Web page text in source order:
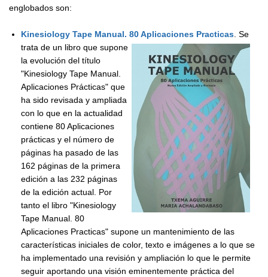
englobados son:
Kinesiology Tape Manual. 80 Aplicaciones Practicas Se
trata de un libro que supone
la evolución del título
"Kinesiology Tape Manual.
Aplicaciones Prácticas" que
ha sido revisada y ampliada
con lo que en la actualidad
contiene 80 Aplicaciones
prácticas y el número de
páginas ha pasado de las
162 páginas de la primera
edición a las 232 páginas
de la edición actual. Por
tanto el libro "Kinesiology
Tape Manual. 80
Aplicaciones Practicas" supone un mantenimiento de las
características iniciales de color, texto e imágenes a lo que se
ha implementado una revisión y ampliación lo que le permite
seguir aportando una visión eminentemente práctica del